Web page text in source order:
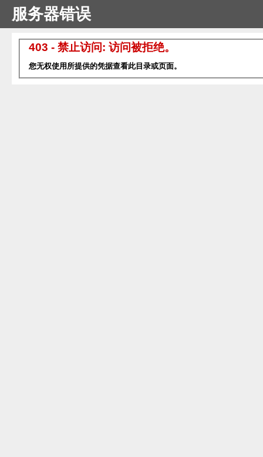
服务器错误
403 - 禁止访问: 访问被拒绝。
您无权使用所提供的凭据查看此目录或页面。